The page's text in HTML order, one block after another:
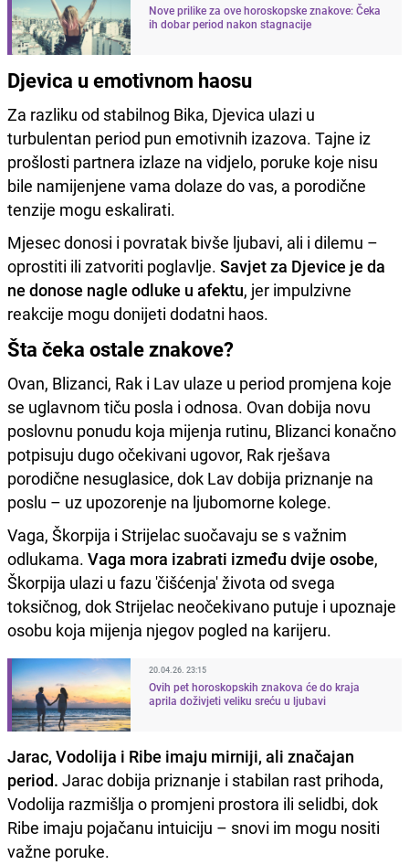
Nove prilike za ove horoskopske znakove: Čeka
ih dobar period nakon stagnacije
Djevica u emotivnom haosu
Za razliku od stabilnog Bika, Djevica ulazi u
turbulentan period pun emotivnih izazova. Tajne iz
prošlosti partnera izlaze na vidjelo, poruke koje nisu
bile namijenjene vama dolaze do vas, a porodične
tenzije mogu eskalirati.
Mjesec donosi i povratak bivše ljubavi, ali i dilemu –
oprostiti ili zatvoriti poglavlje. Savjet za Djevice je da
ne donose nagle odluke u afektu, jer impulzivne
reakcije mogu donijeti dodatni haos.
Šta čeka ostale znakove?
Ovan, Blizanci, Rak i Lav ulaze u period promjena koje
se uglavnom tiču posla i odnosa. Ovan dobija novu
poslovnu ponudu koja mijenja rutinu, Blizanci konačno
potpisuju dugo očekivani ugovor, Rak rješava
porodične nesuglasice, dok Lav dobija priznanje na
poslu – uz upozorenje na ljubomorne kolege.
Vaga, Škorpija i Strijelac suočavaju se s važnim
odlukama. Vaga mora izabrati između dvije osobe,
Škorpija ulazi u fazu 'čišćenja' života od svega
toksičnog, dok Strijelac neočekivano putuje i upoznaje
osobu koja mijenja njegov pogled na karijeru.
20.04.26. 23:15
Ovih pet horoskopskih znakova će do kraja
aprila doživjeti veliku sreću u ljubavi
Jarac, Vodolija i Ribe imaju mirniji, ali značajan
period. Jarac dobija priznanje i stabilan rast prihoda,
Vodolija razmišlja o promjeni prostora ili selidbi, dok
Ribe imaju pojačanu intuiciju – snovi im mogu nositi
važne poruke.